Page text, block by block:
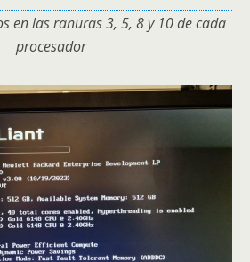
en las ranuras 3, 5, 8 y 10 de cada
procesador